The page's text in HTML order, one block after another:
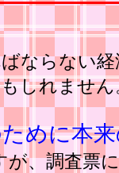
ならない
しれません
めに本
が、調査票